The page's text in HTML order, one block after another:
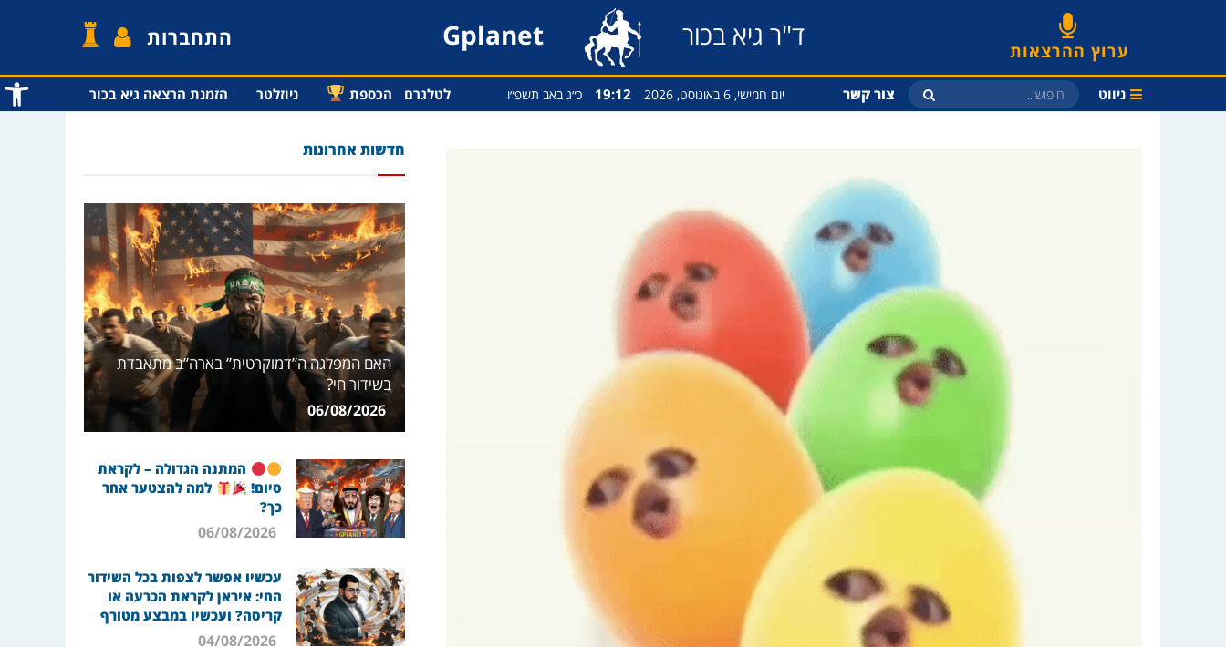
פתח
ערוץ ההרצאות ד"ר גיא בכור Gplanet התחברות
ניווט צור קשר יום חמישי, 6 באוגוסט, 2026 19:12 כ״ג באב תשפ״ו לטלגרם הכספת ניוזלטר הזמנת הרצאה גיא בכור
חדשות אחרונות
האם המפלגה ה”דמוקרטית” בארה”ב מתאבדת
בשידור חי?
06/08/2026
המתנה הגדולה – לקראת
סיום!
למה להצטער אחר
כך?
06/08/2026
עכשיו אפשר לצפות בכל השידור
החי: איראן לקראת הכרעה או
קריסה? ועכשיו במבצע מטורף
04/08/2026